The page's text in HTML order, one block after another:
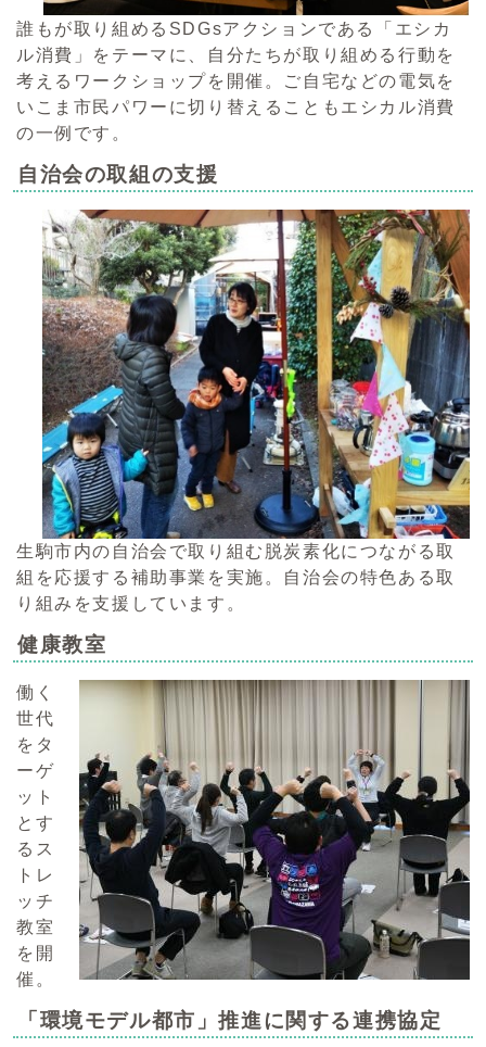
誰もが取り組めるSDGsアクションである「エシカ
ル消費」をテーマに、自分たちが取り組める行動を
考えるワークショップを開催。ご自宅などの電気を
いこま市民パワーに切り替えることもエシカル消費
の一例です。
自治会の取組の支援
生駒市内の自治会で取り組む脱炭素化につながる取
組を応援する補助事業を実施。自治会の特色ある取
り組みを支援しています。
健康教室
働く
世代
をタ
ーゲ
ット
とす
るス
トレ
ッチ
教室
を開
催。
「環境モデル都市」推進に関する連携協定